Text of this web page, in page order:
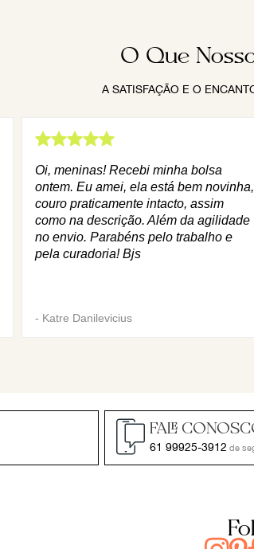
O Que
A SATISFAÇÃO E O
Oi, meninas! Recebi minha bolsa
ontem. Eu amei, ela está bem novinha,
couro praticamente intacto, assim
como na descrição. Além da agilidade
no envio. Parabéns pelo trabalho e
pela curadoria! Bjs
- Katre Danilevicius
FALE
61 99925-3912 de